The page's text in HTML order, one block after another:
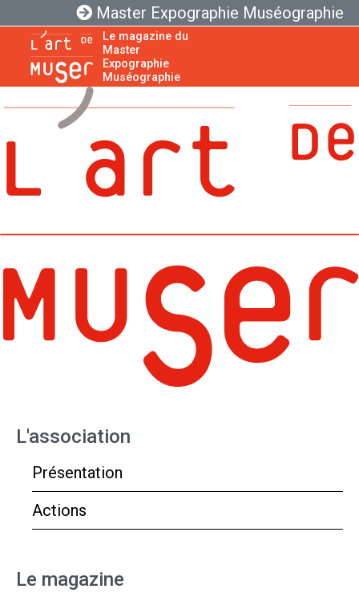
Master Expographie Muséographie
Le magazine du
Master
Expographie
Muséographie
L'association
Présentation
Actions
Le magazine